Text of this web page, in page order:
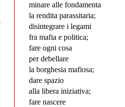
minare alle fondamenta
la rendita parassitaria;
disintegrare i legami
fra mafia e politica;
fare ogni cosa
per debellare
la borghesia mafiosa;
dare spazio
alla libera iniziativa;
fare nascere